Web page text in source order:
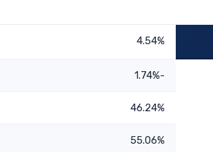
4.54%
-1.74%
46.24%
55.06%